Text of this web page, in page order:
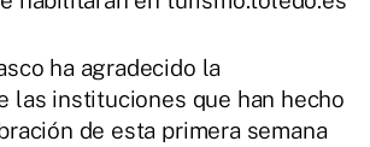
ha agradecido la
las instituciones que han hecho
de esta primera semana